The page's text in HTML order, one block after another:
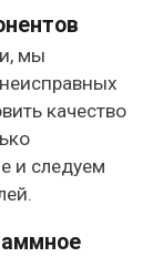
мы
качество
и следуем